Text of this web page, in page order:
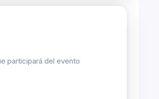
participará del evento